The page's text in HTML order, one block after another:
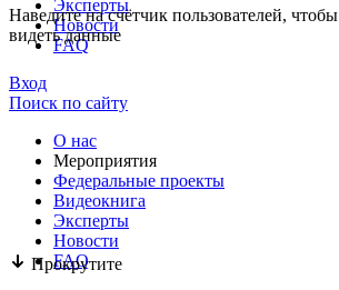
Наведите на счётчик пользователей, чтобы
видеть данные
Прокрутите
Эксперты
Новости
FAQ
Вход
Поиск по сайту
О нас
Mероприятия
Федеральные проекты
Видеокнига
Эксперты
Новости
FAQ